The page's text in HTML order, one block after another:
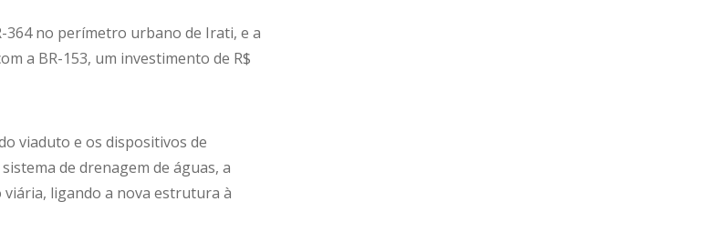
364 no perímetro urbano de Irati, e a
a BR-153, um investimento de R$
viaduto e os dispositivos de
de drenagem de águas, a
ligando a nova estrutura à